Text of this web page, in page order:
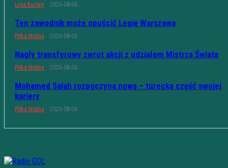
Liga Europy 2026-08-06
Ten zawodnik może opuścić Legię Warszawa
Piłka Nożna 2026-08-06
Nagły transferowy zwrot akcji z udziałem Mistrza Świata
Piłka Nożna 2026-08-06
Mohamed Salah rozpoczyna nową – turecką część swojej
kariery
Piłka Nożna 2026-08-06